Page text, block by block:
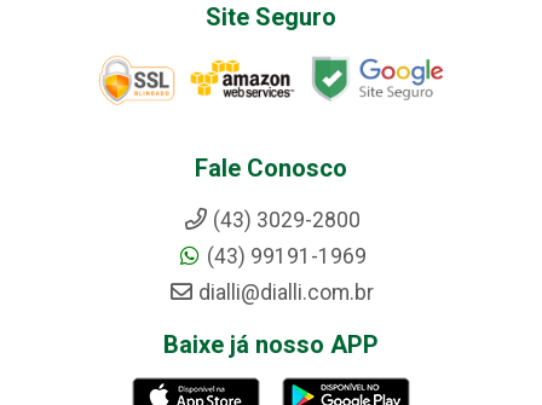
Site Seguro
Fale Conosco
(43) 3029-2800
(43) 99191-1969
dialli@dialli.com.br
Baixe já nosso APP